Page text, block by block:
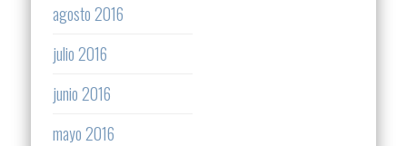
agosto 2016
julio 2016
junio 2016
mayo 2016